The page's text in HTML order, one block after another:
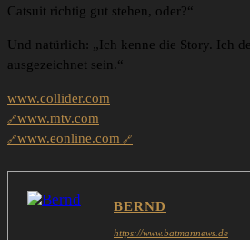
Catsuit richtig gut stehen, oder?“
Und natürlich: „Ich kenne die Story. Ich
ausgezeichnet sein.“
www.collider.com
www.mtv.com
www.eonline.com
BERND
https://www.batmannews.de